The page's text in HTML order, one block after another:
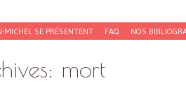
MICHEL SE PRÉSENTENT FAQ NOS
mort